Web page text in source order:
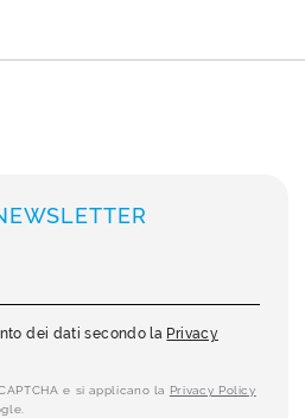
dei dati secondo la Privacy
e si applicano la Privacy Policy